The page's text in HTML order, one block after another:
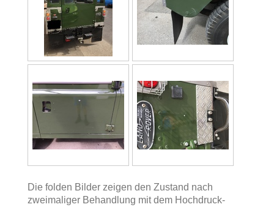
Die folden Bilder zeigen den Zustand nach
zweimaliger Behandlung mit dem Hochdruck-